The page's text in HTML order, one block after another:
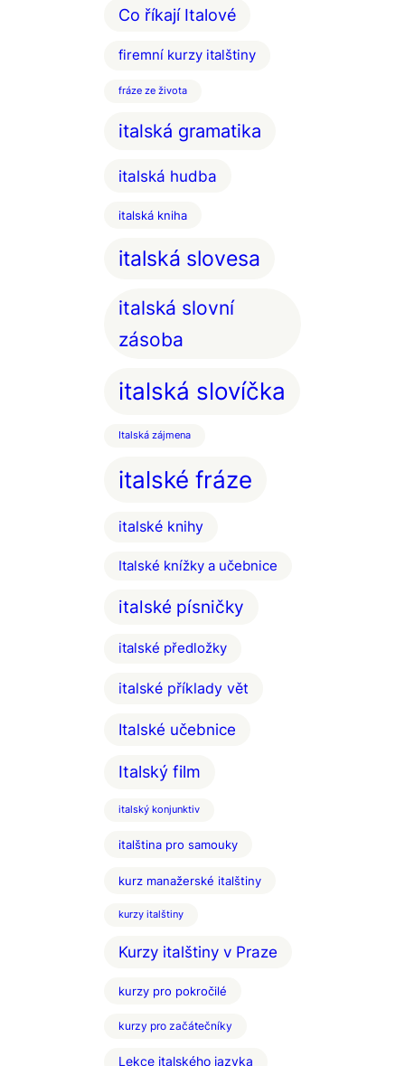
Co říkají Italové
firemní kurzy italštiny
fráze ze života
italská gramatika
italská hudba
italská kniha
italská slovesa
italská slovní
zásoba
italská slovíčka
Italská zájmena
italské fráze
italské knihy
Italské knížky a učebnice
italské písničky
italské předložky
italské příklady vět
Italské učebnice
Italský film
italský konjunktiv
italština pro samouky
kurz manažerské italštiny
kurzy italštiny
Kurzy italštiny v Praze
kurzy pro pokročilé
kurzy pro začátečníky
Lekce italského jazyka